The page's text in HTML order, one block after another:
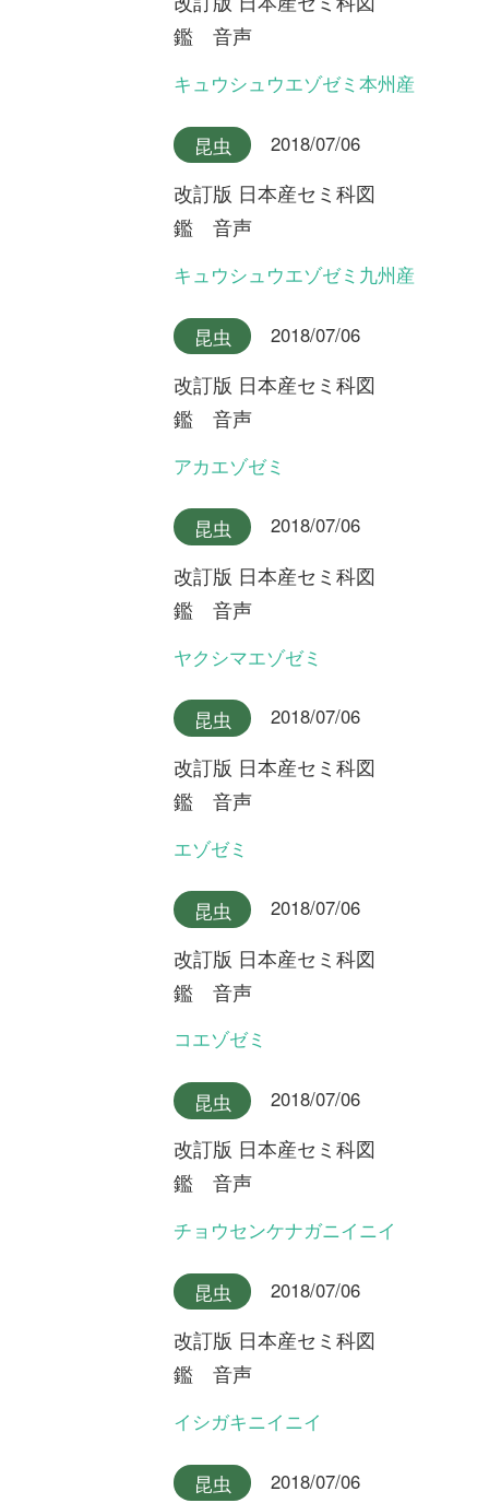
改訂版 日本産セミ科図
鑑 音声
ニイニイゼミ沖縄本島産
昆虫 2018/07/06
改訂版 日本産セミ科図
鑑 音声
アカエゾゼミとキュウシュウ
エゾゼミのデュエット
昆虫 2018/07/06
改訂版 日本産セミ科図
鑑 音声
ニイニイゼミ
植物 FREE 2025/10/07
永田芳男さんの日本全
国花行脚
第22回 謎の新種オオミヤマ
植物 FREE 2025/09/17
永田芳男さんの日本全
国花行脚
第21回 岩壁に咲く固有変
種・ゲイビゼキショウ
植物 FREE 2024/08/06
永田芳男さんの日本全
国花行脚
第20回 原生林にオオバシシ
ランを探して ～鹿児島県屋
久島～
コース一覧 使い方ガイド
掲載図鑑一覧 よくある質問